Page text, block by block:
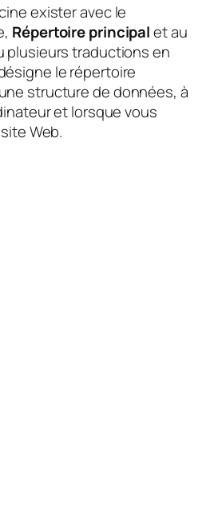
exister avec le
Répertoire principalet au
plusieurs traductions en
le répertoire
structure de données, à
et lorsque vous
Web.